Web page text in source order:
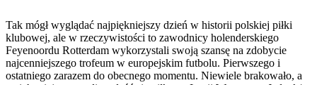
Tak mógł wyglądać najpiękniejszy dzień w historii polskiej piłki
klubowej, ale w rzeczywistości to zawodnicy holenderskiego
Feyenoordu Rotterdam wykorzystali swoją szansę na zdobycie
najcenniejszego trofeum w europejskim futbolu. Pierwszego i
ostatniego zarazem do obecnego momentu. Niewiele brakowało, a